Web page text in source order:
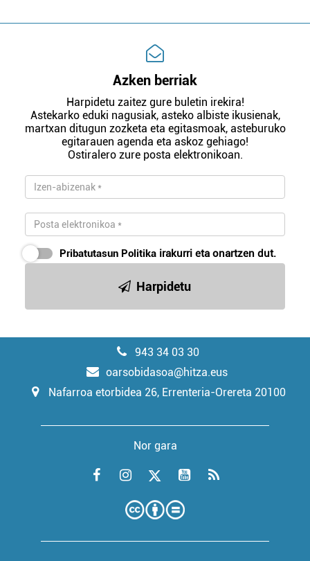
Azken berriak
Harpidetu zaitez gure buletin irekira!
Astekarko eduki nagusiak, asteko albiste ikusienak,
martxan ditugun zozketa eta egitasmoak, asteburuko
egitarauen agenda eta askoz gehiago!
Ostiralero zure posta elektronikoan.
Pribatutasun Politika irakurri eta onartzen dut.
Harpidetu
943 34 03 30
oarsobidasoa@hitza.eus
Nafarroa etorbidea 26, Errenteria-Orereta 20100
Nor gara